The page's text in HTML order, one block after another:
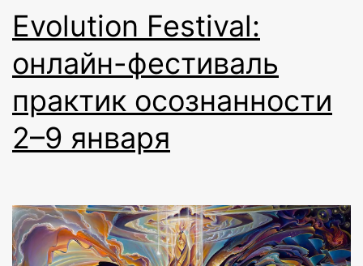
Evolution Festival:
онлайн-фестиваль
практик осознанности
2–9 января